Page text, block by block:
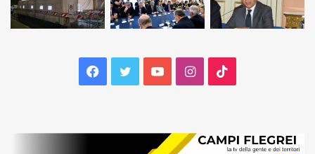
Facebook
TwitterYouTubeInstagram